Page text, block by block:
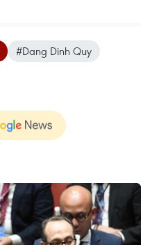
#Dang Dinh Quy